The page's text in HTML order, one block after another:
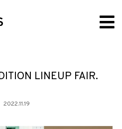
LINEUP FAIR.
2022.11.19